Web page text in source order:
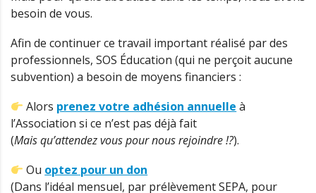
besoin de vous.
Afin de continuer ce travail important réalisé par des
professionnels, SOS Éducation (qui ne perçoit aucune
subvention) a besoin de moyens financiers :
Alors prenez votre adhésion annuelle à
l’Association si ce n’est pas déjà fait
(Mais qu’attendez vous pour nous rejoindre !?).
Ou optez pour un don
(Dans l’idéal mensuel, par prélèvement SEPA, pour